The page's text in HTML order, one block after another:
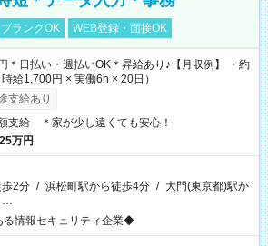
ブランクOK WEB登録・面接OK
＊日払い・週払いOK＊昇給あり♪【月収例】 ・約
給1,700円 × 実働6h × 20日）
支給あり
支給 ＊家が少し遠くても安心！
万円
2分 / 浜松町駅から徒歩4分 / 大門(東京都)駅か
…
情報セキュリティ企業◆